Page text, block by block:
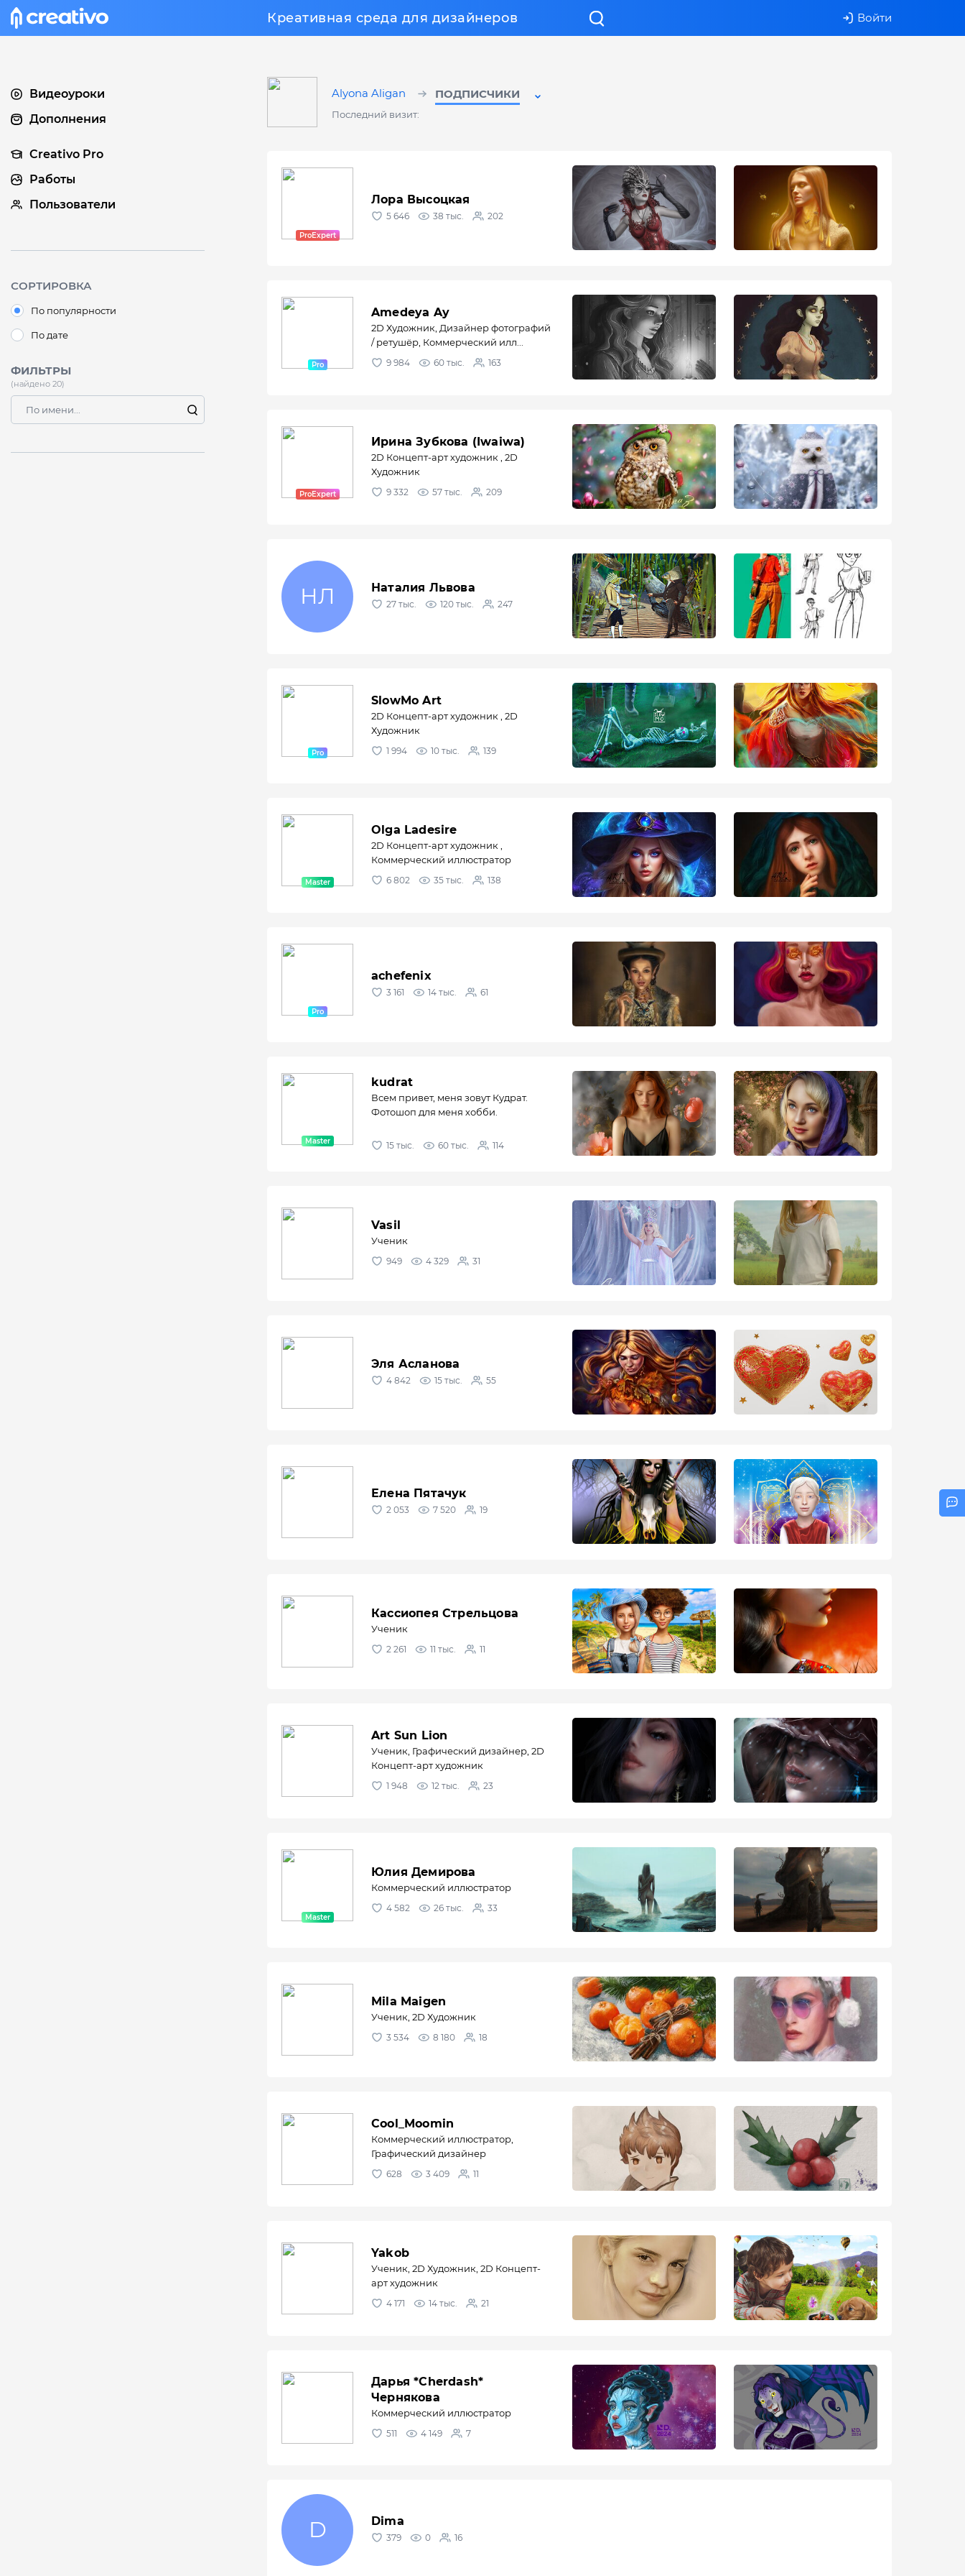
Креативная среда для дизайнеров Войти
Alyona Aligan
Последний визит:
ПОДПИСЧИКИ
Лора Высоцкая
5 646 38 тыс. 202
Amedeya Ay
2D Художник, Дизайнер фотографий
/ ретушёр, Коммерческий илл...
9 984 60 тыс. 163
Ирина Зубкова (Iwaiwa)
2D Концепт-арт художник , 2D
Художник
9 332 57 тыс. 209
Наталия Львова
27 тыс. 120 тыс. 247
SlowMo Art
2D Концепт-арт художник , 2D
Художник
1 994 10 тыс. 139
Olga Ladesire
2D Концепт-арт художник ,
Коммерческий иллюстратор
6 802 35 тыс. 138
achefenix
3 161 14 тыс. 61
kudrat
Всем привет, меня зовут Кудрат.
Фотошоп для меня хобби.
15 тыс. 60 тыс. 114
Vasil
Ученик
949 4 329 31
Эля Асланова
4 842 15 тыс. 55
Елена Пятачук
2 053 7 520 19
Кассиопея Стрельцова
Ученик
2 261 11 тыс. 11
Art Sun Lion
Ученик, Графический дизайнер, 2D
Концепт-арт художник
1 948 12 тыс. 23
Юлия Демирова
Коммерческий иллюстратор
4 582 26 тыс. 33
Mila Maigen
Ученик, 2D Художник
3 534 8 180 18
Cool_Moomin
Коммерческий иллюстратор,
Графический дизайнер
628 3 409 11
Yakob
Ученик, 2D Художник, 2D Концепт-
арт художник
4 171 14 тыс. 21
Дарья *Cherdash*
Чернякова
Коммерческий иллюстратор
511 4 149 7
Dima
379 0 16
Видеоуроки
Дополнения
Creativo Pro
Работы
Пользователи
СОРТИРОВКА
По популярности
По дате
ФИЛЬТРЫ
(найдено 20)